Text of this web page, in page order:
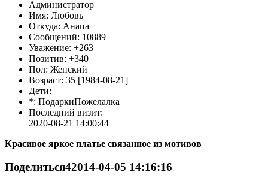
Администратор
Имя: Любовь
Откуда: Анапа
Сообщений: 10889
Уважение: +263
Позитив: +340
Пол: Женский
Возраст: 35 [1984-08-21]
Дети:
*: ПодаркиПожелалка
Последний визит:
2020-08-21 14:00:44
Красивое яркое платье связанное из мотивов
Поделиться42014-04-05 14:16:16